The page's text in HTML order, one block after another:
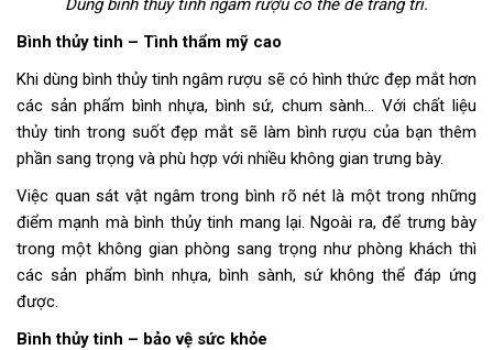
Dùng bình thủy tinh ngâm rượu có thể để trang trí.
Bình thủy tinh – Tình thẩm mỹ cao
Khi dùng bình thủy tinh ngâm rượu sẽ có hình thức đẹp mắt hơn
các sản phẩm bình nhựa, bình sứ, chum sành… Với chất liệu
thủy tinh trong suốt đẹp mắt sẽ làm bình rượu của bạn thêm
phần sang trọng và phù hợp với nhiều không gian trưng bày.
Việc quan sát vật ngâm trong bình rõ nét là một trong những
điểm mạnh mà bình thủy tinh mang lại. Ngoài ra, để trưng bày
trong một không gian phòng sang trọng như phòng khách thì
các sản phẩm bình nhựa, bình sành, sứ không thể đáp ứng
được.
Bình thủy tinh – bảo vệ sức khỏe